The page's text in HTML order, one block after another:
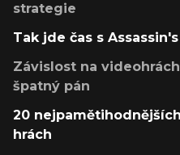
strategie
Tak jde čas s
Závislost na
špatný pán
20
hrách